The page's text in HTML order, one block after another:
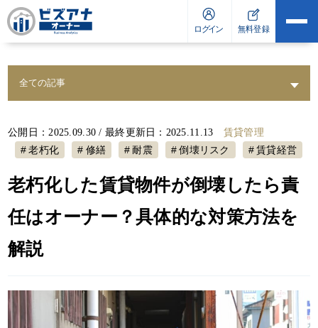
公開日：2025.09.30 / 最終更新日：2025.11.13
賃貸管理
老朽化
修繕 耐震 倒壊リスク 賃貸経営
老朽化した賃貸物件が倒壊したら責
任はオーナー？具体的な対策方法を
解説